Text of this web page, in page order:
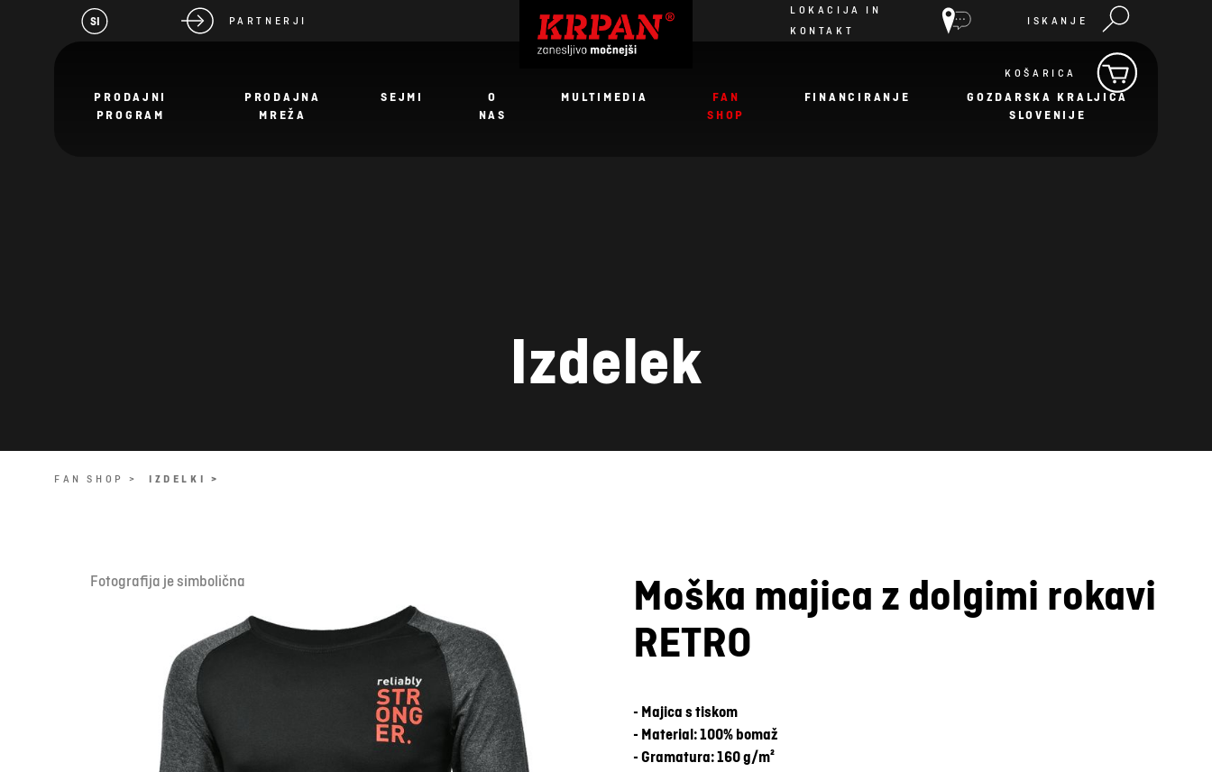
SI PARTNERJI
LOKACIJA IN
KONTAKT
ISKANJE
PRODAJNI
PROGRAM
PRODAJNA
MREŽA
SEJMI
O
NAS
MULTIMEDIA
FAN
SHOP
FINANCIRANJE
GOZDARSKA KRALJICA
SLOVENIJE
KOŠARICA
Izdelek
FAN SHOP > IZDELKI >
Fotografija je simbolična Fotografija je simbolična
Moška majica z dolgimi rokavi
RETRO
- Majica s tiskom
- Material: 100% bomaž
- Gramatura: 160 g/m²